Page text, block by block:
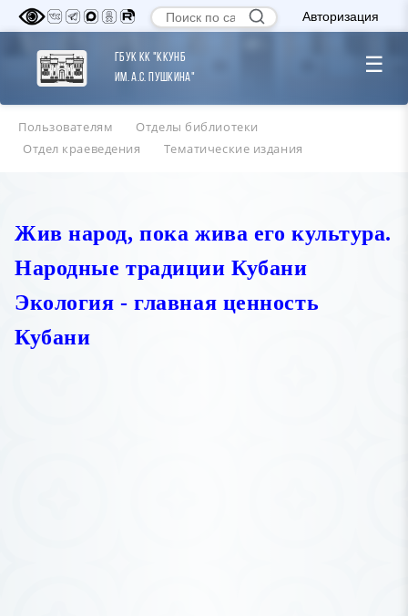
Авторизация
ГБУК КК "ККУНБ
им. А.С. Пушкина"
☰
Пользователям
Отделы библиотеки
Отдел краеведения
Тематические издания
Жив народ, пока жива его культура.
Народные традиции Кубани
Экология - главная ценность
Кубани